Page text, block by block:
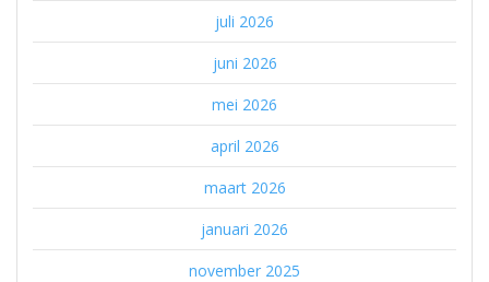
juli 2026
juni 2026
mei 2026
april 2026
maart 2026
januari 2026
november 2025